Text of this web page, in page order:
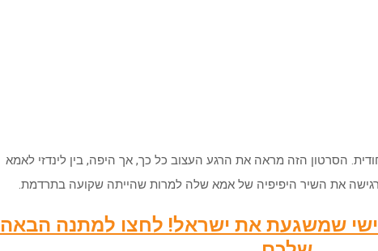
הסרטון הזה מראה את הרגע העצוב כל כך, אך היפה, בין לינדזי לאמא
את השיר היפיפיה של אמא שלה למרות שהייתה שקועה בתרדמת.
שמשגעת את ישראל! לחצו למתנה הבאה